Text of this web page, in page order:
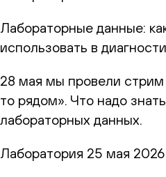
Лабораторные данные:
использовать в
28 мая мы провели
то рядом». Что надо
лабораторных данных.
Лаборатория 25 мая 2026